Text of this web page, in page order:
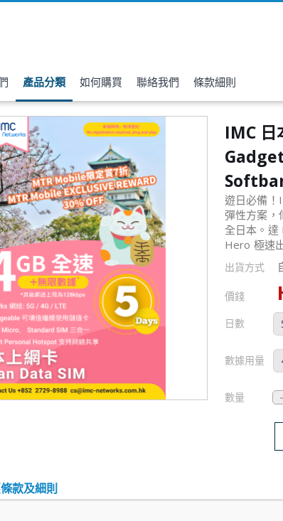
產品分類 如何購買 聯絡我們 條款細則
IMC
遊日必備！
彈性方案
全日本。達
Hero 極速
出貨方式
價錢
日數
數據用量
數量
款及細則